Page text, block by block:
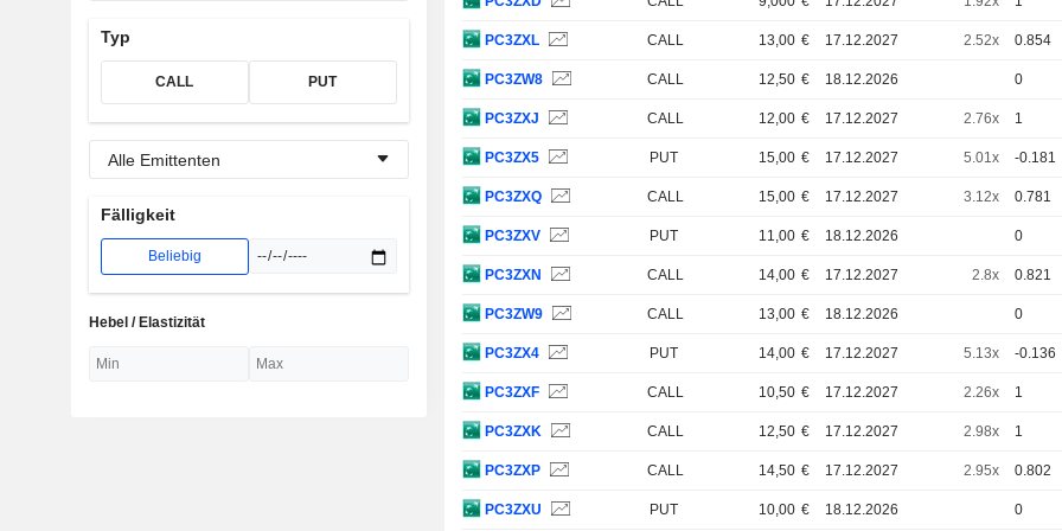
Typ
CALL PUT
Alle Emittenten
Fälligkeit
Beliebig
Hebel / Elastizität
PC3ZXL CALL 13,00 € 17.12.2027 2.52x 0.854
PC3ZW8 CALL 12,50 € 18.12.2026 0
PC3ZXJ CALL 12,00 € 17.12.2027 2.76x 1
PC3ZX5 PUT 15,00 € 17.12.2027 5.01x -0.181
PC3ZXQ CALL 15,00 € 17.12.2027 3.12x 0.781
PC3ZXV PUT 11,00 € 18.12.2026 0
PC3ZXN CALL 14,00 € 17.12.2027 2.8x 0.821
PC3ZW9 CALL 13,00 € 18.12.2026 0
PC3ZX4 PUT 14,00 € 17.12.2027 5.13x -0.136
PC3ZXF CALL 10,50 € 17.12.2027 2.26x 1
PC3ZXK CALL 12,50 € 17.12.2027 2.98x 1
PC3ZXP CALL 14,50 € 17.12.2027 2.95x 0.802
PC3ZXU PUT 10,00 € 18.12.2026 0